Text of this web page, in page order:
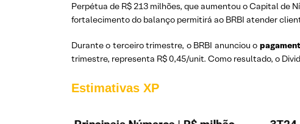
Perpétua de R$ 213 milhões, que aumentou o Capital de
fortalecimento do balanço permitirá ao BRBI atender
Durante o terceiro trimestre, o BRBI anunciou o
trimestre, representa R$ 0,45/unit. Como resultado, o
Estimativas XP